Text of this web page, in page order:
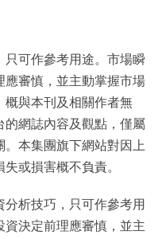
只可作參考用途。市場瞬
應審慎，並主動掌握市場
概與本刊及相關作者無
的網誌內容及觀點，僅屬
本集團旗下網站對因上
或損害概不負責。
析技巧，只可作參考用
決定前理應審慎，並主